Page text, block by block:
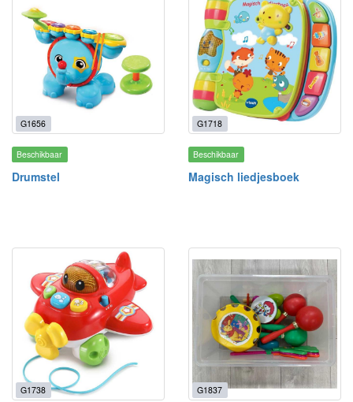
G1656
Beschikbaar
Drumstel
G1718
Beschikbaar
Magisch liedjesboek
G1738 G1837